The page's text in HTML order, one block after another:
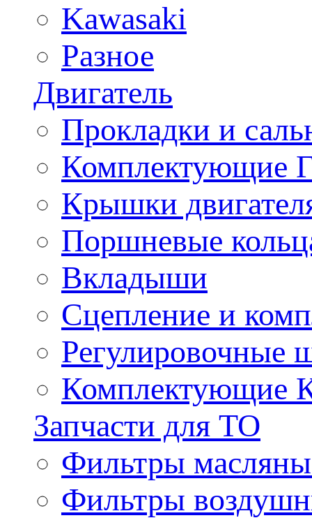
Kawasaki
Разное
Двигатель
Прокладки и
Комплектующие
Крышки
Поршневые
Вкладыши
Сцепление и
Регулировочные
Комплектующие
Запчасти для ТО
Фильтры
Фильтры